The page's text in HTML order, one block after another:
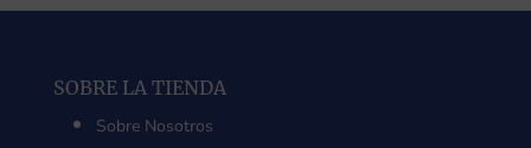
SOBRE LA TIENDA
Sobre Nosotros